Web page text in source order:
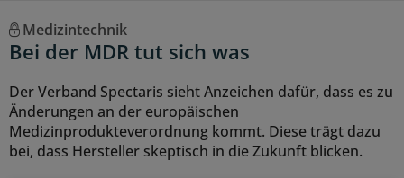
Medizintechnik
Bei der MDR tut sich was
Der Verband Spectaris sieht Anzeichen dafür, dass es zu
Änderungen an der europäischen
Medizinprodukteverordnung kommt. Diese trägt dazu
bei, dass Hersteller skeptisch in die Zukunft blicken.